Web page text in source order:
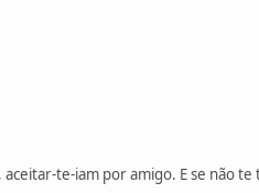
te-iam por amigo. E se não